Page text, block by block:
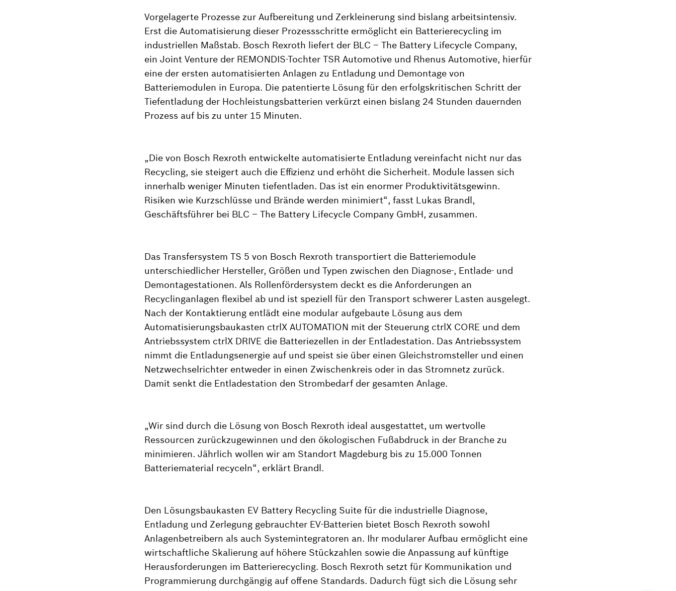
Vorgelagerte Prozesse zur Aufbereitung und Zerkleinerung sind bislang arbeitsintensiv.
Erst die Automatisierung dieser Prozessschritte ermöglicht ein Batterierecycling im
industriellen Maßstab. Bosch Rexroth liefert der BLC – The Battery Lifecycle Company,
ein Joint Venture der REMONDIS-Tochter TSR Automotive und Rhenus Automotive, hierfür
eine der ersten automatisierten Anlagen zu Entladung und Demontage von
Batteriemodulen in Europa. Die patentierte Lösung für den erfolgskritischen Schritt der
Tiefentladung der Hochleistungsbatterien verkürzt einen bislang 24 Stunden dauernden
Prozess auf bis zu unter 15 Minuten.
„Die von Bosch Rexroth entwickelte automatisierte Entladung vereinfacht nicht nur das
Recycling, sie steigert auch die Effizienz und erhöht die Sicherheit. Module lassen sich
innerhalb weniger Minuten tiefentladen. Das ist ein enormer Produktivitätsgewinn.
Risiken wie Kurzschlüsse und Brände werden minimiert“, fasst Lukas Brandl,
Geschäftsführer bei BLC – The Battery Lifecycle Company GmbH, zusammen.
Das Transfersystem TS 5 von Bosch Rexroth transportiert die Batteriemodule
unterschiedlicher Hersteller, Größen und Typen zwischen den Diagnose-, Entlade- und
Demontagestationen. Als Rollenfördersystem deckt es die Anforderungen an
Recyclinganlagen flexibel ab und ist speziell für den Transport schwerer Lasten ausgelegt.
Nach der Kontaktierung entlädt eine modular aufgebaute Lösung aus dem
Automatisierungsbaukasten ctrlX AUTOMATION mit der Steuerung ctrlX CORE und dem
Antriebssystem ctrlX DRIVE die Batteriezellen in der Entladestation. Das Antriebssystem
nimmt die Entladungsenergie auf und speist sie über einen Gleichstromsteller und einen
Netzwechselrichter entweder in einen Zwischenkreis oder in das Stromnetz zurück.
Damit senkt die Entladestation den Strombedarf der gesamten Anlage.
„Wir sind durch die Lösung von Bosch Rexroth ideal ausgestattet, um wertvolle
Ressourcen zurückzugewinnen und den ökologischen Fußabdruck in der Branche zu
minimieren. Jährlich wollen wir am Standort Magdeburg bis zu 15.000 Tonnen
Batteriematerial recyceln“, erklärt Brandl.
Den Lösungsbaukasten EV Battery Recycling Suite für die industrielle Diagnose,
Entladung und Zerlegung gebrauchter EV-Batterien bietet Bosch Rexroth sowohl
Anlagenbetreibern als auch Systemintegratoren an. Ihr modularer Aufbau ermöglicht eine
wirtschaftliche Skalierung auf höhere Stückzahlen sowie die Anpassung auf künftige
Herausforderungen im Batterierecycling. Bosch Rexroth setzt für Kommunikation und
Programmierung durchgängig auf offene Standards. Dadurch fügt sich die Lösung sehr